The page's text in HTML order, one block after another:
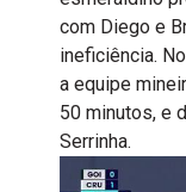
com Diego e
ineficiência.
a equipe
50 minutos, e
Serrinha.